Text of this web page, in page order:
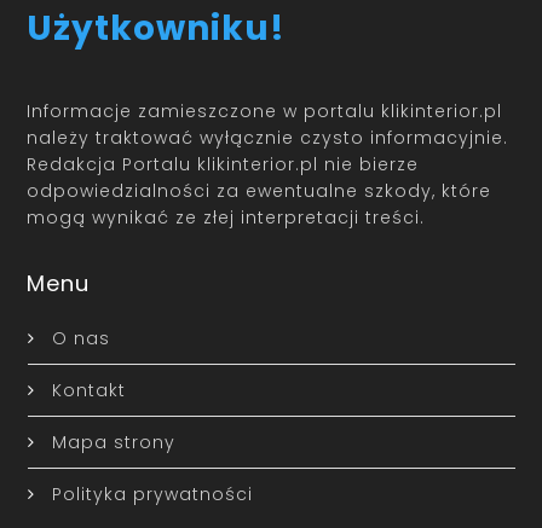
Użytkowniku!
Informacje zamieszczone w portalu klikinterior.pl
należy traktować wyłącznie czysto informacyjnie.
Redakcja Portalu klikinterior.pl nie bierze
odpowiedzialności za ewentualne szkody, które
mogą wynikać ze złej interpretacji treści.
Menu
O nas
Kontakt
Mapa strony
Polityka prywatności